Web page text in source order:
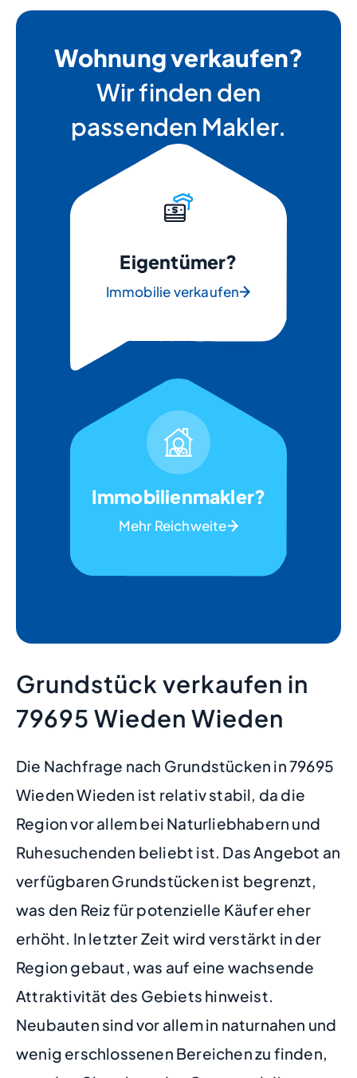
Wohnung verkaufen?
Wir finden den
passenden Makler.
Eigentümer?
Immobilie verkaufen
Immobilienmakler?
Mehr Reichweite
Grundstück verkaufen in
79695 Wieden Wieden
Die Nachfrage nach Grundstücken in 79695
Wieden Wieden ist relativ stabil, da die
Region vor allem bei Naturliebhabern und
Ruhesuchenden beliebt ist. Das Angebot an
verfügbaren Grundstücken ist begrenzt,
was den Reiz für potenzielle Käufer eher
erhöht. In letzter Zeit wird verstärkt in der
Region gebaut, was auf eine wachsende
Attraktivität des Gebiets hinweist.
Neubauten sind vor allem in naturnahen und
wenig erschlossenen Bereichen zu finden,